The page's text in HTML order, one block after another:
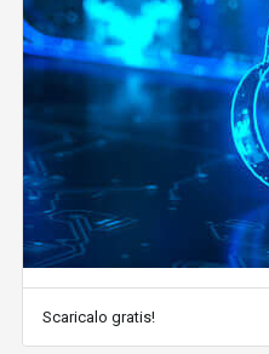
Scaricalo gratis!